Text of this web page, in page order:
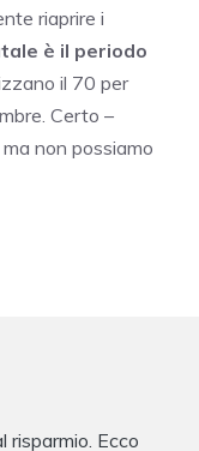
riaprire i
è il periodo
il 70 per
Certo –
non possiamo
risparmio. Ecco